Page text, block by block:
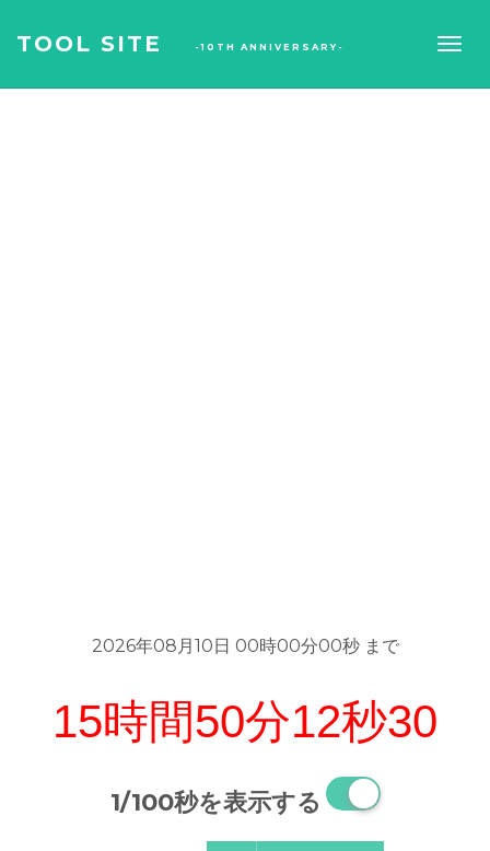
TOOL SITE -10TH ANNIVERSARY-
2026年08月10日 00時00分00秒 まで
15時間50分11秒35
1/100秒を表示する